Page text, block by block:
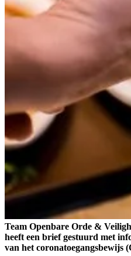
Team Openbare Orde &
heeft een brief gestuurd met
van het coronatoegangsbewijs